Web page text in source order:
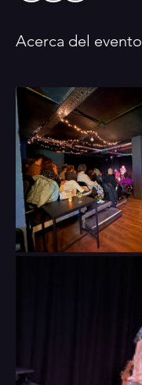
Acerca del evento